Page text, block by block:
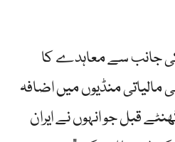
جانب سے معاہدے کا
منڈیوں میں اضافہ
قبل جو انہوں نے ایران